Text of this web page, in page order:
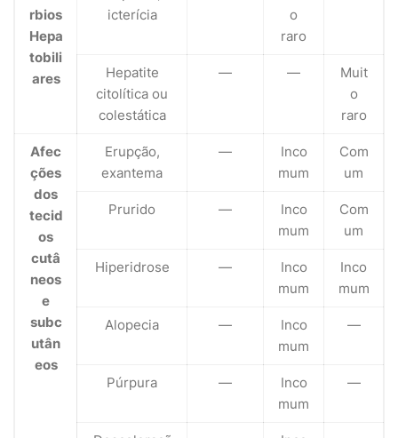
rbios
Hepa
tobili
ares
icterícia
o
raro
Hepatite
citolítica ou
colestática
— —
Muit
o
raro
Afec
ções
dos
tecid
os
cutâ
neos
e
subc
utân
eos
Erupção,
exantema
—
Inco
mum
Com
um
Prurido —
Inco
mum
Com
um
Hiperidrose —
Inco
mum
Inco
mum
Alopecia —
Inco
mum
—
Púrpura —
Inco
mum
—